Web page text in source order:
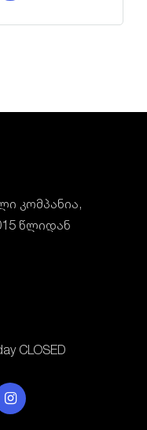
კომპანია,
წლიდან
CLOSED